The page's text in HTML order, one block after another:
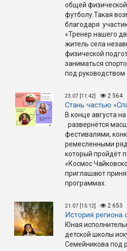
общей физической
футболу.Такая
благодаря
«Тренер нашего
житель села
физической
заниматься
под руководством
23.07 [11:42] 2 564
Стань частью
В конце августа
развернётся
фестивалями,
ремесленными
который пройдёт
«Космос
приглашают
программах.
21.07 [15:12] 2 653
История региона
Юная
детской школы
Семейникова под